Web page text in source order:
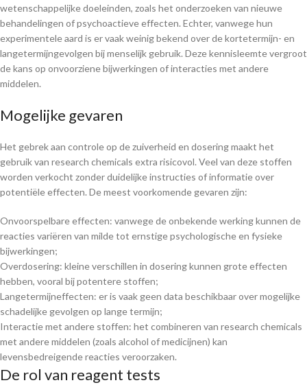
wetenschappelijke doeleinden, zoals het onderzoeken van nieuwe
behandelingen of psychoactieve effecten. Echter, vanwege hun
experimentele aard is er vaak weinig bekend over de kortetermijn- en
langetermijngevolgen bij menselijk gebruik. Deze kennisleemte vergroot
de kans op onvoorziene bijwerkingen of interacties met andere
middelen.
Mogelijke gevaren
Het gebrek aan controle op de zuiverheid en dosering maakt het
gebruik van research chemicals extra risicovol. Veel van deze stoffen
worden verkocht zonder duidelijke instructies of informatie over
potentiële effecten. De meest voorkomende gevaren zijn:
Onvoorspelbare effecten: vanwege de onbekende werking kunnen de
reacties variëren van milde tot ernstige psychologische en fysieke
bijwerkingen;
Overdosering: kleine verschillen in dosering kunnen grote effecten
hebben, vooral bij potentere stoffen;
Langetermijneffecten: er is vaak geen data beschikbaar over mogelijke
schadelijke gevolgen op lange termijn;
Interactie met andere stoffen: het combineren van research chemicals
met andere middelen (zoals alcohol of medicijnen) kan
levensbedreigende reacties veroorzaken.
De rol van reagent tests